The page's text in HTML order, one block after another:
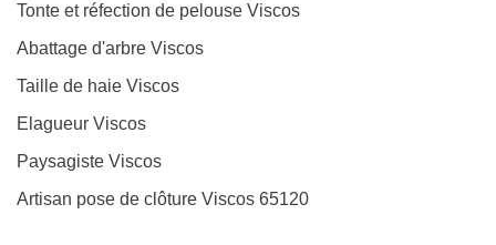
Tonte et réfection de pelouse Viscos
Abattage d'arbre Viscos
Taille de haie Viscos
Elagueur Viscos
Paysagiste Viscos
Artisan pose de clôture Viscos 65120